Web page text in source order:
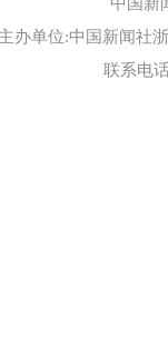
主办单位:中国新闻社
联系电